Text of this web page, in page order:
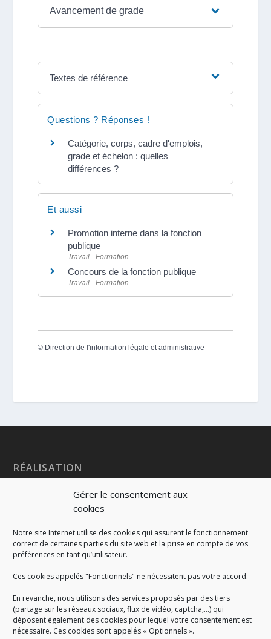
Gérer le consentement aux
cookies
Notre site Internet utilise des cookies qui assurent le fonctionnement
correct de certaines parties du site web et la prise en compte de vos
préférences en tant qu’utilisateur.
Ces cookies appelés "Fonctionnels" ne nécessitent pas votre accord.
En revanche, nous utilisons des services proposés par des tiers
(partage sur les réseaux sociaux, flux de vidéo, captcha,...) qui
déposent également des cookies pour lequel votre consentement est
nécessaire. Ces cookies sont appelés « Optionnels ».
Avancement de grade
Textes de référence
Questions ? Réponses !
Catégorie, corps, cadre d'emplois,
grade et échelon : quelles
différences ?
Et aussi
Promotion interne dans la fonction
publique
Travail - Formation
Concours de la fonction publique
Travail - Formation
© Direction de l'information légale et administrative
RÉALISATION